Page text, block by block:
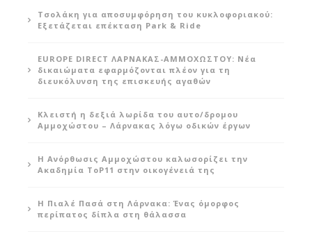
Τσολάκη για αποσυμφόρηση του κυκλοφοριακού:
Εξετάζεται επέκταση Park & Ride
EUROPE DIRECT ΛΑΡΝΑΚΑΣ-ΑΜΜΟΧΩΣΤΟΥ: Νέα
δικαιώματα εφαρμόζονται πλέον για τη
διευκόλυνση της επισκευής αγαθών
Κλειστή η δεξιά λωρίδα του αυτο/δρομου
Αμμοχώστου – Λάρνακας λόγω οδικών έργων
Η Ανόρθωσις Αμμοχώστου καλωσορίζει την
Ακαδημία ToP11 στην οικογένειά της
Η Πιαλέ Πασά στη Λάρνακα: Ένας όμορφος
περίπατος δίπλα στη θάλασσα